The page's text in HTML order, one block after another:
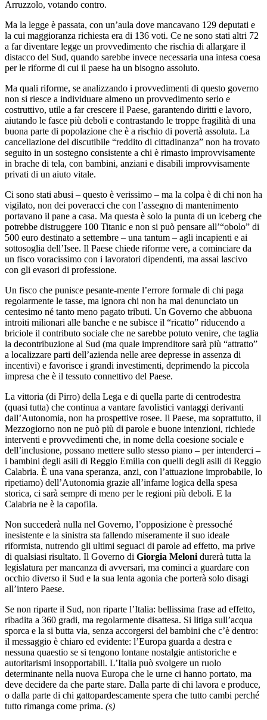
Arruzzolo, votando contro.
Ma la legge è passata, con un’aula dove mancavano 129 deputati e
la cui maggioranza richiesta era di 136 voti. Ce ne sono stati altri 72
a far diventare legge un provvedimento che rischia di allargare il
distacco del Sud, quando sarebbe invece necessaria una intesa coesa
per le riforme di cui il paese ha un bisogno assoluto.
Ma quali riforme, se analizzando i provvedimenti di questo governo
non si riesce a individuare almeno un provvedimento serio e
costruttivo, utile a far crescere il Paese, garantendo diritti e lavoro,
aiutando le fasce più deboli e contrastando le troppe fragilità di una
buona parte di popolazione che è a rischio di povertà assoluta. La
cancellazione del discutibile “reddito di cittadinanza” non ha trovato
seguito in un sostegno consistente a chi è rimasto improvvisamente
in brache di tela, con bambini, anziani e disabili improvvisamente
privati di un aiuto vitale.
Ci sono stati abusi – questo è verissimo – ma la colpa è di chi non ha
vigilato, non dei poveracci che con l’assegno di mantenimento
portavano il pane a casa. Ma questa è solo la punta di un iceberg che
potrebbe distruggere 100 Titanic e non si può pensare all’“obolo” di
500 euro destinato a settembre – una tantum – agli incapienti e ai
sottosoglia dell’Isee. Il Paese chiede riforme vere, a cominciare da
un fisco voracissimo con i lavoratori dipendenti, ma assai lascivo
con gli evasori di professione.
Un fisco che punisce pesante-mente l’errore formale di chi paga
regolarmente le tasse, ma ignora chi non ha mai denunciato un
centesimo né tanto meno pagato tributi. Un Governo che abbuona
introiti milionari alle banche e ne subisce il “ricatto” riducendo a
briciole il contributo sociale che ne sarebbe potuto venire, che taglia
la decontribuzione al Sud (ma quale imprenditore sarà più “attratto”
a localizzare parti dell’azienda nelle aree depresse in assenza di
incentivi) e favorisce i grandi investimenti, deprimendo la piccola
impresa che è il tessuto connettivo del Paese.
La vittoria (di Pirro) della Lega e di quella parte di centrodestra
(quasi tutta) che continua a vantare favolistici vantaggi derivanti
dall’Autonomia, non ha prospettive rosee. Il Paese, ma soprattutto, il
Mezzogiorno non ne può più di parole e buone intenzioni, richiede
interventi e provvedimenti che, in nome della coesione sociale e
dell’inclusione, possano mettere sullo stesso piano – per intenderci –
i bambini degli asili di Reggio Emilia con quelli degli asili di Reggio
Calabria. È una vana speranza, anzi, con l’attuazione improbabile, lo
ripetiamo) dell’Autonomia grazie all’infame logica della spesa
storica, ci sarà sempre di meno per le regioni più deboli. E la
Calabria ne è la capofila.
Non succederà nulla nel Governo, l’opposizione è pressoché
inesistente e la sinistra sta fallendo miseramente il suo ideale
riformista, nutrendo gli ultimi seguaci di parole ad effetto, ma prive
di qualsiasi risultato. Il Governo di Giorgia Meloni durerà tutta la
legislatura per mancanza di avversari, ma cominci a guardare con
occhio diverso il Sud e la sua lenta agonia che porterà solo disagi
all’intero Paese.
Se non riparte il Sud, non riparte l’Italia: bellissima frase ad effetto,
ribadita a 360 gradi, ma regolarmente disattesa. Si litiga sull’acqua
sporca e la si butta via, senza accorgersi del bambini che c’è dentro:
il messaggio è chiaro ed evidente: l’Europa guarda a destra e
nessuna quaestio se si tengono lontane nostalgie antistoriche e
autoritarismi insopportabili. L’Italia può svolgere un ruolo
determinante nella nuova Europa che le urne ci hanno portato, ma
deve decidere da che parte stare. Dalla parte di chi lavora e produce,
o dalla parte di chi gattopardescamente spera che tutto cambi perché
tutto rimanga come prima. (s)